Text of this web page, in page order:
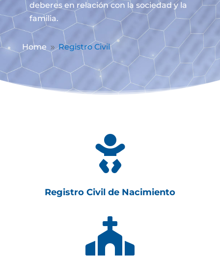
deberes en relación con la sociedad y la
familia.
Home 9 Registro Civil

Registro Civil de Nacimiento
